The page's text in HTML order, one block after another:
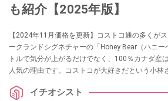
も紹介【2025年版】
【2024年11月価格を更新】コストコ通の多くが
ークランドシグネチャーの「Honey Bear（ハニ
トルで気分が上がるだけでなく、100％カナダ産
人気の理由です。コストコが大好きだという小林
いました。イチオシスト